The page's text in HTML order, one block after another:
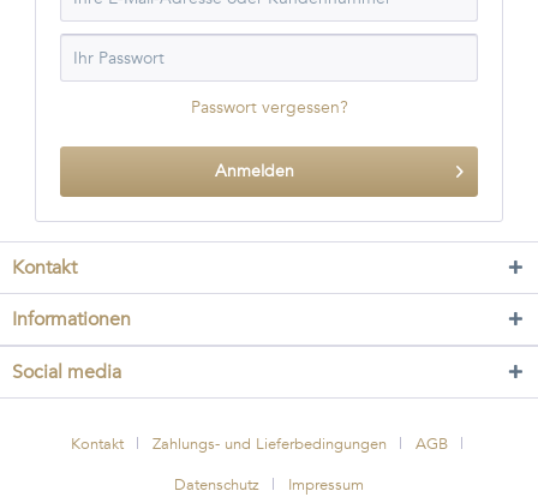
Passwort vergessen?
Anmelden
Kontakt
Informationen
Social media
Kontakt Zahlungs- und Lieferbedingungen
AGB
Datenschutz
Impressum